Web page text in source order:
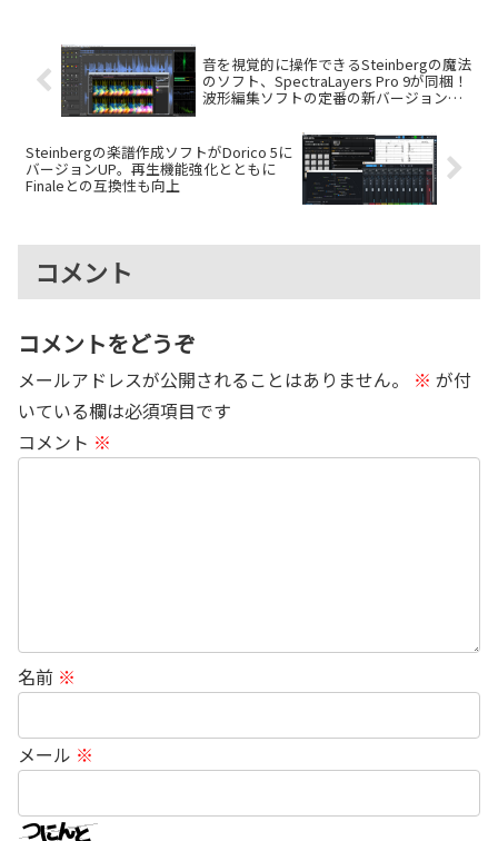
音を視覚的に操作できるSteinbergの魔法
のソフト、SpectraLayers Pro 9が同梱！
波形編集ソフトの定番の新バージョン
Steinbergの楽譜作成ソフトがDorico 5に
バージョンUP。再生機能強化とともに
Finaleとの互換性も向上
コメント
コメントをどうぞ
メールアドレスが公開されることはありません。 ※ が付
いている欄は必須項目です
コメント ※
名前 ※
メール ※